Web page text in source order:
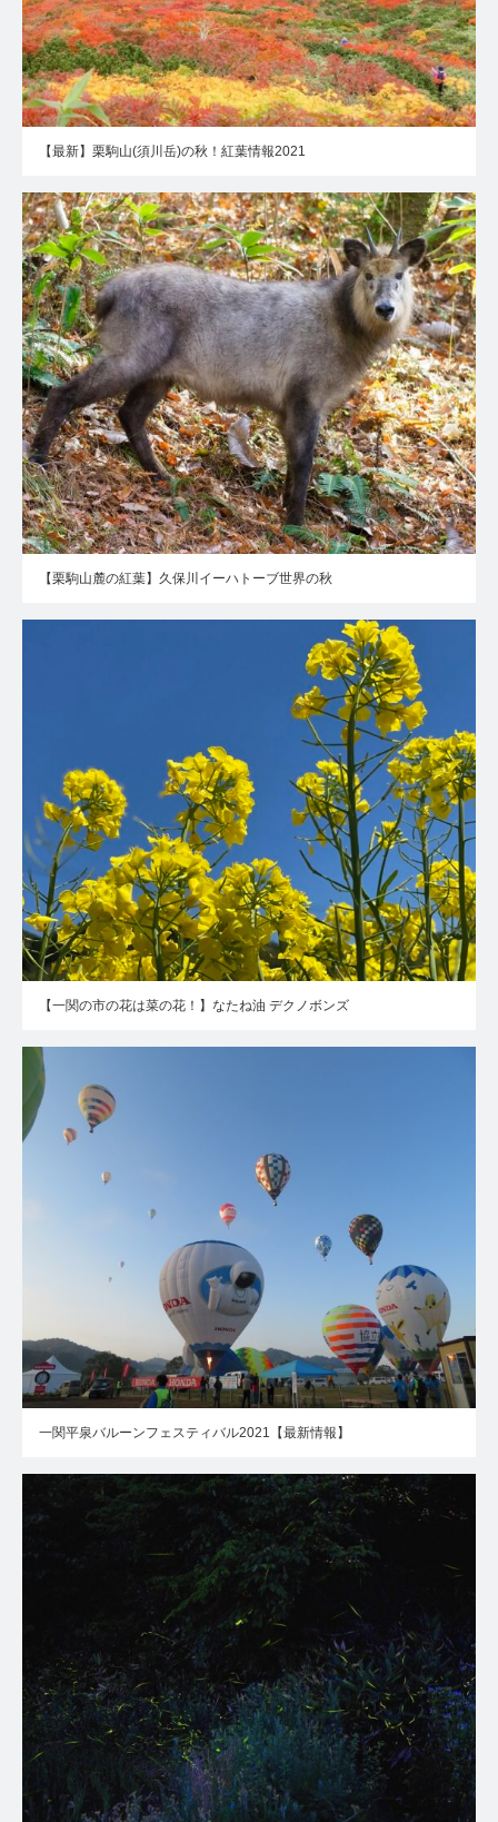
【最新】栗駒山(須川岳)の秋！紅葉情報2021
【栗駒山麓の紅葉】久保川イーハトーブ世界の秋
【一関の市の花は菜の花！】なたね油 デクノボンズ
一関平泉バルーンフェスティバル2021【最新情報】